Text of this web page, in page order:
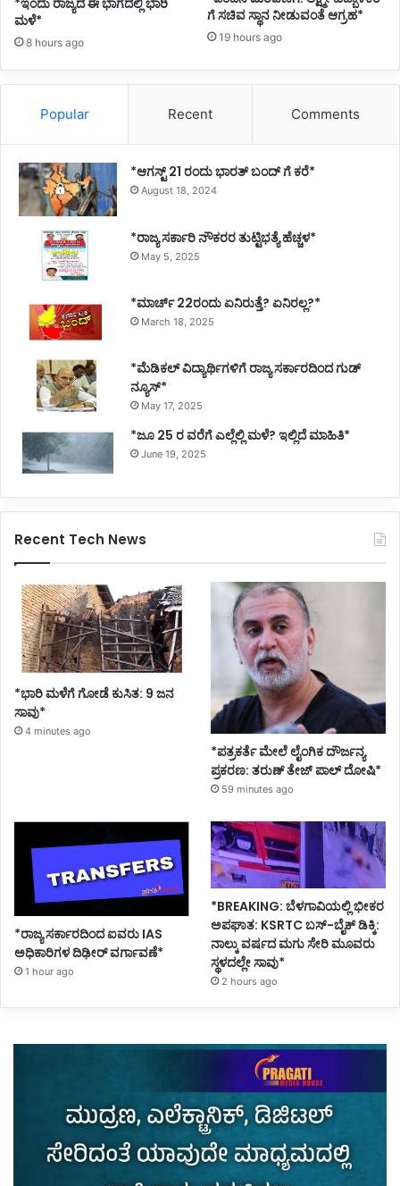
*ಇಂದು ರಾಜ್ಯದ ಈ ಭಾಗದಲ್ಲಿ ಭಾರಿ
ಮಳೆ*
8 hours ago
ಗೆ ಸಚಿವ ಸ್ಥಾನ ನೀಡುವಂತೆ ಆಗ್ರಹ*
19 hours ago
Popular Recent Comments
*ಆಗಸ್ಟ್ 21 ರಂದು ಭಾರತ್‌ ಬಂದ್‌ ಗೆ ಕರೆ*
August 18, 2024
*ರಾಜ್ಯ ಸರ್ಕಾರಿ ನೌಕರರ ತುಟ್ಟಿಭತ್ಯೆ ಹೆಚ್ಚಳ*
May 5, 2025
*ಮಾರ್ಚ್ 22ರಂದು ಏನಿರುತ್ತೆ? ಏನಿರಲ್ಲ?*
March 18, 2025
*ಮೆಡಿಕಲ್ ವಿದ್ಯಾರ್ಥಿಗಳಿಗೆ ರಾಜ್ಯ ಸರ್ಕಾರದಿಂದ ಗುಡ್
ನ್ಯೂಸ್*
May 17, 2025
*ಜೂ 25 ರ ವರೆಗೆ ಎಲ್ಲೆಲ್ಲಿ ಮಳೆ? ಇಲ್ಲಿದೆ ಮಾಹಿತಿ*
June 19, 2025
Recent Tech News
*ಭಾರಿ ಮಳೆಗೆ ಗೋಡೆ ಕುಸಿತ: 9 ಜನ
ಸಾವು*
4 minutes ago
*ಪತ್ರಕರ್ತೆ ಮೇಲೆ ಲೈಂಗಿಕ ದೌರ್ಜನ್ಯ
ಪ್ರಕರಣ: ತರುಣ್ ತೇಜ್ ಪಾಲ್ ದೋಷಿ*
59 minutes ago
*ರಾಜ್ಯ ಸರ್ಕಾರದಿಂದ ಐವರು IAS
ಅಧಿಕಾರಿಗಳ ದಿಢೀರ್ ವರ್ಗಾವಣೆ*
1 hour ago
*BREAKING: ಬೆಳಗಾವಿಯಲ್ಲಿ ಭೀಕರ
ಅಪಘಾತ: KSRTC ಬಸ್-ಬೈಕ್ ಡಿಕ್ಕಿ:
ನಾಲ್ಕು ವರ್ಷದ ಮಗು ಸೇರಿ ಮೂವರು
ಸ್ಥಳದಲ್ಲೇ ಸಾವು*
2 hours ago